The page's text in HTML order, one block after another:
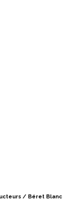
/ Béret Blanc